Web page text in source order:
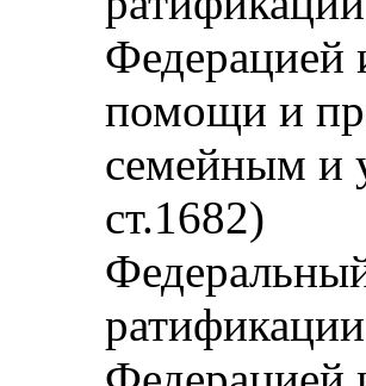
Федерацией
помощи и
семейным и
ст.1682)